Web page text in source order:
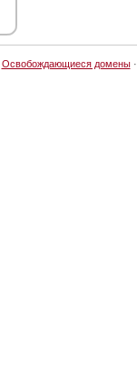
Освобождающиеся домены·